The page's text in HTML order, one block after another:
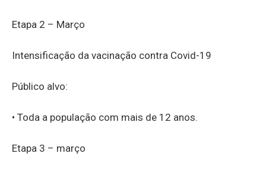
Etapa 2 – Março
Intensificação da vacinação contra Covid-19
Público alvo:
• Toda a população com mais de 12 anos.
Etapa 3 – março